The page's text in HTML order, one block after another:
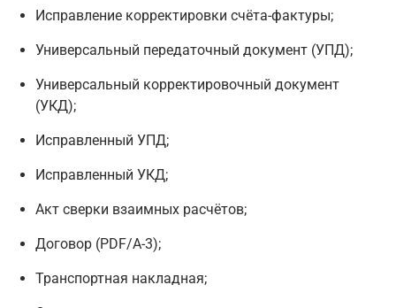
Исправление корректировки счёта-фактуры;
Универсальный передаточный документ (УПД);
Универсальный корректировочный документ
(УКД);
Исправленный УПД;
Исправленный УКД;
Акт сверки взаимных расчётов;
Договор (PDF/A-3);
Транспортная накладная;